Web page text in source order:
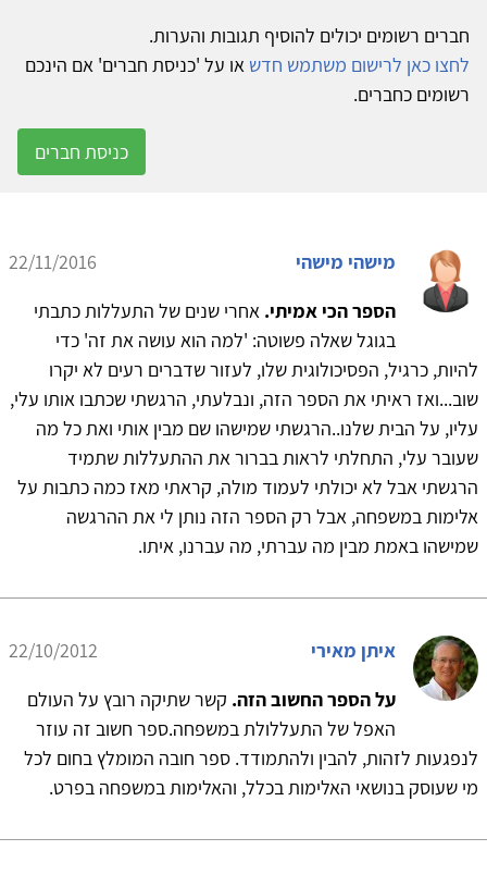
חברים רשומים יכולים להוסיף תגובות והערות.
לחצו כאן לרישום משתמש חדש או על 'כניסת חברים' אם הינכם
רשומים כחברים.
כניסת חברים
מישהי מישהי
22/11/2016
הספר הכי אמיתי. אחרי שנים של התעללות כתבתי
בגוגל שאלה פשוטה: 'למה הוא עושה את זה' כדי
להיות, כרגיל, הפסיכולוגית שלו, לעזור שדברים רעים לא יקרו
שוב...ואז ראיתי את הספר הזה, ונבלעתי, הרגשתי שכתבו אותו עלי,
עליו, על הבית שלנו..הרגשתי שמישהו שם מבין אותי ואת כל מה
שעובר עלי, התחלתי לראות בברור את ההתעללות שתמיד
הרגשתי אבל לא יכולתי לעמוד מולה, קראתי מאז כמה כתבות על
אלימות במשפחה, אבל רק הספר הזה נותן לי את ההרגשה
שמישהו באמת מבין מה עברתי, מה עברנו, איתו.
איתן מאירי
22/10/2012
על הספר החשוב הזה. קשר שתיקה רובץ על העולם
האפל של התעללולת במשפחה.ספר חשוב זה עוזר
לנפגעות לזהות, להבין ולהתמודד. ספר חובה המומלץ בחום לכל
מי שעוסק בנושאי האלימות בכלל, והאלימות במשפחה בפרט.